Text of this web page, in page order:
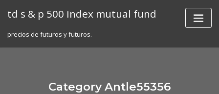
td s & p 500 index mutual fund
precios de futuros y futuros.
Category Antle55356